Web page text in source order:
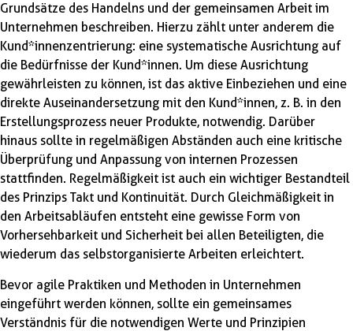
Grundsätze des Handelns und der gemeinsamen Arbeit im
Unternehmen beschreiben. Hierzu zählt unter anderem die
Kund*innenzentrierung: eine systematische Ausrichtung auf
die Bedürfnisse der Kund*innen. Um diese Ausrichtung
gewährleisten zu können, ist das aktive Einbeziehen und eine
direkte Auseinandersetzung mit den Kund*innen, z. B. in den
Erstellungsprozess neuer Produkte, notwendig. Darüber
hinaus sollte in regelmäßigen Abständen auch eine kritische
Überprüfung und Anpassung von internen Prozessen
stattfinden. Regelmäßigkeit ist auch ein wichtiger Bestandteil
des Prinzips Takt und Kontinuität. Durch Gleichmäßigkeit in
den Arbeitsabläufen entsteht eine gewisse Form von
Vorhersehbarkeit und Sicherheit bei allen Beteiligten, die
wiederum das selbstorganisierte Arbeiten erleichtert.
Bevor agile Praktiken und Methoden in Unternehmen
eingeführt werden können, sollte ein gemeinsames
Verständnis für die notwendigen Werte und Prinzipien